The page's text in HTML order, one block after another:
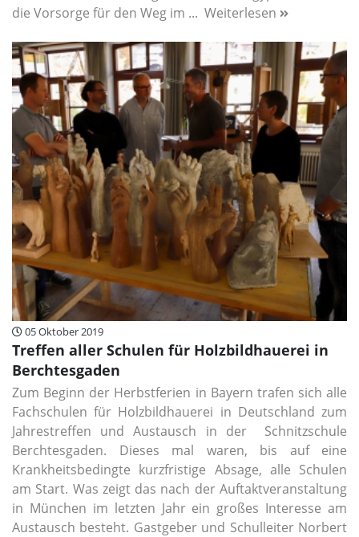
die Vorsorge für den Weg im ... Weiterlesen
05 Oktober 2019
Treffen aller Schulen für Holzbildhauerei in
Berchtesgaden
Zum Beginn der Herbstferien in Bayern trafen sich alle
Fachschulen für Holzbildhauerei in Deutschland zum
Jahrestreffen und Austausch in der Schnitzschule
Berchtesgaden. Dieses mal waren, bis auf eine
Krankheitsbedingte kurzfristige Absage, alle Schulen
am Start. Was zeigt das nach der Auftaktveranstaltung
in München im letzten Jahr ein großes Interesse am
Austausch besteht. Gastgeber und Schulleiter Norbert